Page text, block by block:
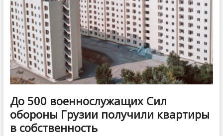
участвовать
в
практических
занятиях
До 500 военнослужащих Сил
обороны Грузии получили квартиры
в собственность